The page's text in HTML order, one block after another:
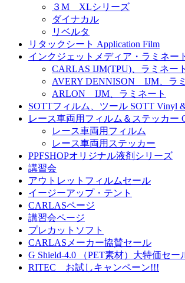
３M XLシリーズ
ダイナカル
リベルタ
リタックシート Application Film
インクジェットメディア・ラミネー
CARLAS IJM(TPU)、ラミネー
AVERY DENNISON IJM、ラ
ARLON IJM、ラミネート
SOTTフィルム、ツール SOTT Vinyl
レース車両用フィルム＆ステッカー
レース車両用フィルム
レース車両用ステッカー
PPFSHOPオリジナル液剤シリーズ
講習会
アウトレットフィルムセール
イージーアップ・テント
CARLASページ
講習会ページ
プレカットソフト
CARLASメーカー協賛セール
G Shield-4.0 （PET素材）大特価セー
RITEC お試しキャンペーン!!!